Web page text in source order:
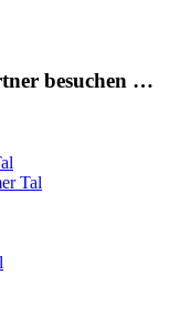
besuchen …
Tal